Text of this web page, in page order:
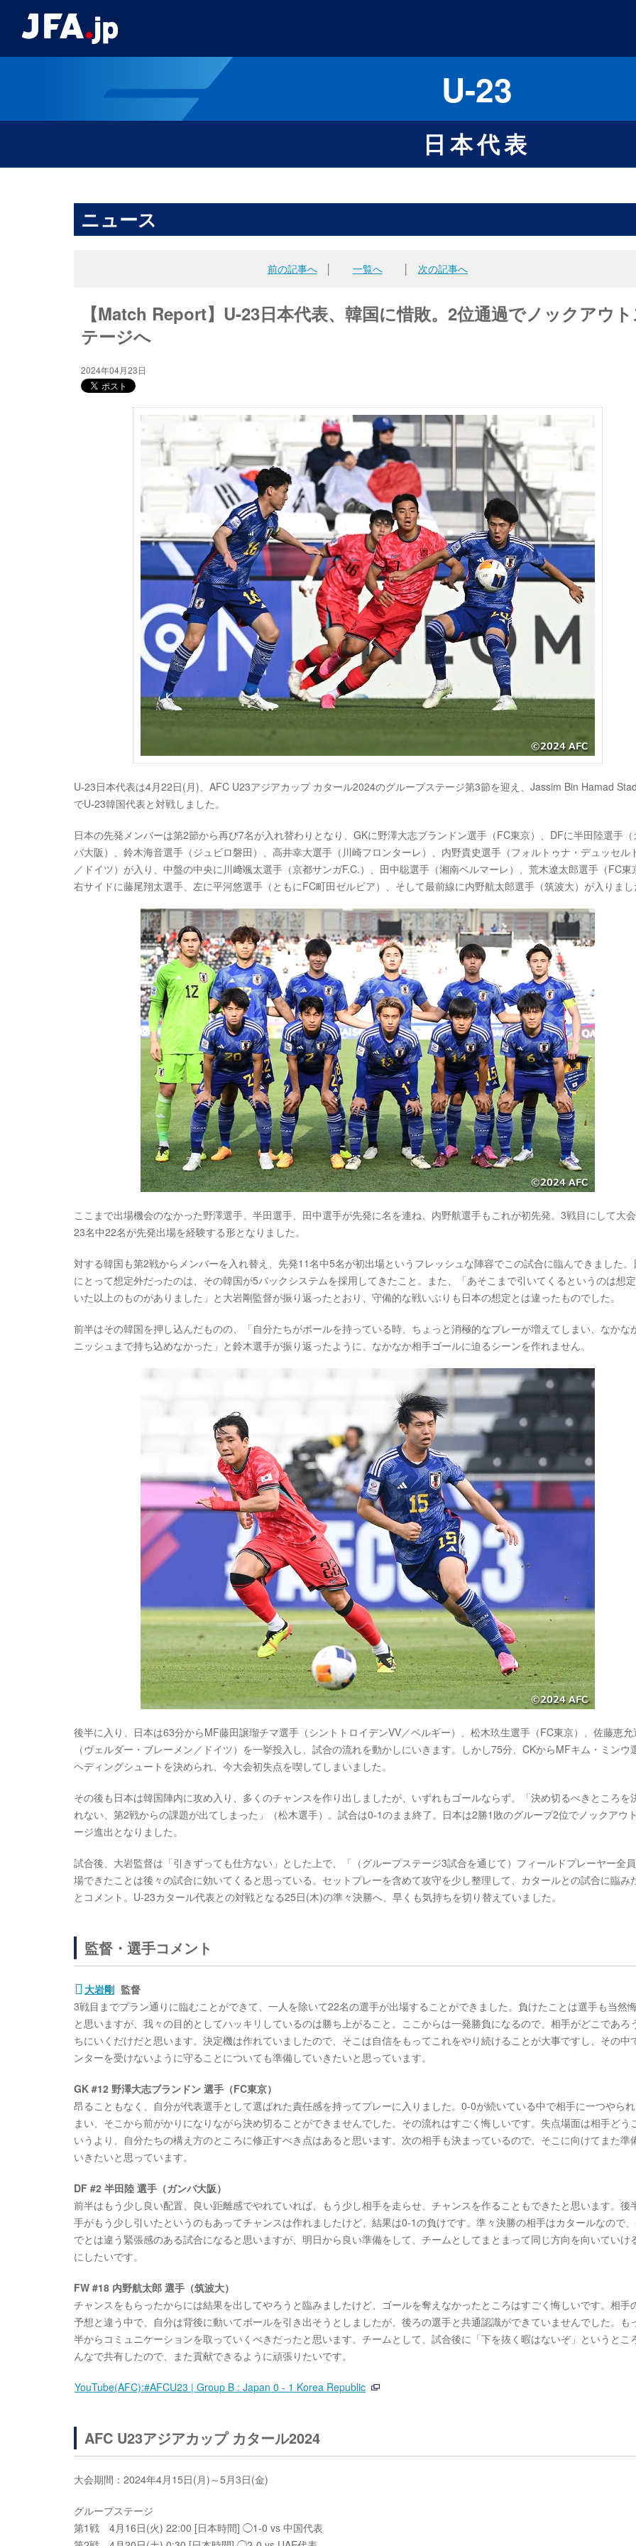
U-23
日本代表
ニュース
前の記事へ│ 一覧へ 次の記事へ
【Match Report】U-23日本代表、韓国に惜敗。2位通過でノックアウト
テージへ
2024年04月23日
U-23日本代表は4月22日(月)、AFC U23アジアカップ カタール2024のグループステージ第3節を迎え、Jassim Bin Hamad
でU-23韓国代表と対戦しました。
日本の先発メンバーは第2節から再び7名が入れ替わりとなり、GKに野澤大志ブランドン選手（FC東京）、DFに半田陸選手（
バ大阪）、鈴木海音選手（ジュビロ磐田）、高井幸大選手（川崎フロンターレ）、内野貴史選手（フォルトゥナ・デュッセル
／ドイツ）が入り、中盤の中央に川﨑颯太選手（京都サンガF.C.）、田中聡選手（湘南ベルマーレ）、荒木遼太郎選手（FC東
右サイドに藤尾翔太選手、左に平河悠選手（ともにFC町田ゼルビア）、そして最前線に内野航太郎選手（筑波大）が入りまし
ここまで出場機会のなかった野澤選手、半田選手、田中選手が先発に名を連ね、内野航選手もこれが初先発。3戦目にして大
23名中22名が先発出場を経験する形となりました。
対する韓国も第2戦からメンバーを入れ替え、先発11名中5名が初出場というフレッシュな陣容でこの試合に臨んできました。
にとって想定外だったのは、その韓国が5バックシステムを採用してきたこと。また、「あそこまで引いてくるというのは想
いた以上のものがありました」と大岩剛監督が振り返ったとおり、守備的な戦いぶりも日本の想定とは違ったものでした。
前半はその韓国を押し込んだものの、「自分たちがボールを持っている時、ちょっと消極的なプレーが増えてしまい、なかな
ニッシュまで持ち込めなかった」と鈴木選手が振り返ったように、なかなか相手ゴールに迫るシーンを作れません。
後半に入り、日本は63分からMF藤田譲瑠チマ選手（シントトロイデンVV／ベルギー）、松木玖生選手（FC東京）、佐藤恵允
（ヴェルダー・ブレーメン／ドイツ）を一挙投入し、試合の流れを動かしにいきます。しかし75分、CKからMFキム・ミンウ
ヘディングシュートを決められ、今大会初失点を喫してしまいました。
その後も日本は韓国陣内に攻め入り、多くのチャンスを作り出しましたが、いずれもゴールならず。「決め切るべきところを
れない、第2戦からの課題が出てしまった」（松木選手）。試合は0-1のまま終了。日本は2勝1敗のグループ2位でノックアウ
ージ進出となりました。
試合後、大岩監督は「引きずっても仕方ない」とした上で、「（グループステージ3試合を通じて）フィールドプレーヤー全
場できたことは後々の試合に効いてくると思っている。セットプレーを含めて攻守を少し整理して、カタールとの試合に臨み
とコメント。U-23カタール代表との対戦となる25日(木)の準々決勝へ、早くも気持ちを切り替えていました。
監督・選手コメント
大岩剛 監督
3戦目までプラン通りに臨むことができて、一人を除いて22名の選手が出場することができました。負けたことは選手も当然
と思いますが、我々の目的としてハッキリしているのは勝ち上がること。ここからは一発勝負になるので、相手がどこであろ
ちにいくだけだと思います。決定機は作れていましたので、そこは自信をもってこれをやり続けることが大事ですし、その中
ンターを受けないように守ることについても準備していきたいと思っています。
GK #12 野澤大志ブランドン 選手（FC東京）
昂ることもなく、自分が代表選手として選ばれた責任感を持ってプレーに入りました。0-0が続いている中で相手に一つやら
まい、そこから前がかりになりながら決め切ることができませんでした。その流れはすごく悔しいです。失点場面は相手どう
いうより、自分たちの構え方のところに修正すべき点はあると思います。次の相手も決まっているので、そこに向けてまた準
いきたいと思っています。
DF #2 半田陸 選手（ガンバ大阪）
前半はもう少し良い配置、良い距離感でやれていれば、もう少し相手を走らせ、チャンスを作ることもできたと思います。後
手がもう少し引いたというのもあってチャンスは作れましたけど、結果は0-1の負けです。準々決勝の相手はカタールなので、
でとは違う緊張感のある試合になると思いますが、明日から良い準備をして、チームとしてまとまって同じ方向を向いていけ
にしたいです。
FW #18 内野航太郎 選手（筑波大）
チャンスをもらったからには結果を出してやろうと臨みましたけど、ゴールを奪えなかったところはすごく悔しいです。相手
予想と違う中で、自分は背後に動いてボールを引き出そうとしましたが、後ろの選手と共通認識ができていませんでした。も
半からコミュニケーションを取っていくべきだったと思います。チームとして、試合後に「下を抜く暇はないぞ」というとこ
んなで共有したので、また貢献できるように頑張りたいです。
YouTube(AFC):#AFCU23 | Group B : Japan 0 - 1 Korea Republic
AFC U23アジアカップ カタール2024
大会期間：2024年4月15日(月)～5月3日(金)
グループステージ
第1戦 4月16日(火) 22:00 [日本時間] ◯1-0 vs 中国代表